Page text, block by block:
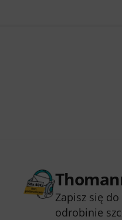
Zapisz się
odrobinie